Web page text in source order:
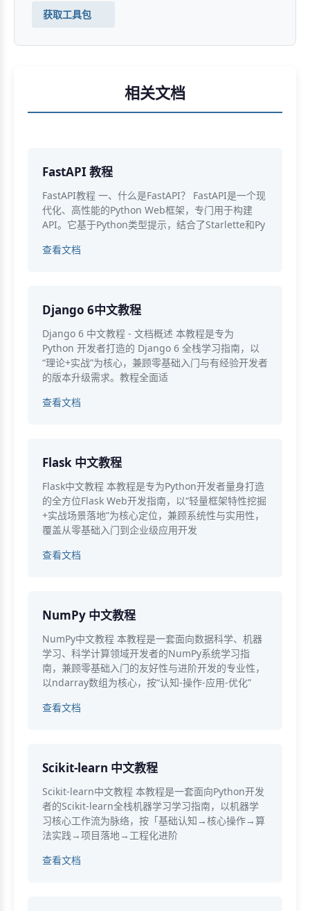
获取工具包
相关文档
FastAPI 教程
FastAPI教程 一、什么是FastAPI？ FastAPI是一个现
代化、高性能的Python Web框架，专门用于构建
API。它基于Python类型提示，结合了Starlette和Py
查看文档
Django 6中文教程
Django 6 中文教程 - 文档概述 本教程是专为
Python 开发者打造的 Django 6 全栈学习指南，以
“理论+实战”为核心，兼顾零基础入门与有经验开发者
的版本升级需求。教程全面适
查看文档
Flask 中文教程
Flask中文教程 本教程是专为Python开发者量身打造
的全方位Flask Web开发指南，以“轻量框架特性挖掘
+实战场景落地”为核心定位，兼顾系统性与实用性，
覆盖从零基础入门到企业级应用开发
查看文档
NumPy 中文教程
NumPy中文教程 本教程是一套面向数据科学、机器
学习、科学计算领域开发者的NumPy系统学习指
南，兼顾零基础入门的友好性与进阶开发的专业性，
以ndarray数组为核心，按“认知-操作-应用-优化”
查看文档
Scikit-learn 中文教程
Scikit-learn中文教程 本教程是一套面向Python开发
者的Scikit-learn全栈机器学习学习指南，以机器学
习核心工作流为脉络，按「基础认知→核心操作→算
法实践→项目落地→工程化进阶
查看文档